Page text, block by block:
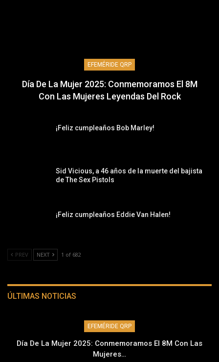
EFEMÉRIDE QRP
Día De La Mujer 2025: Conmemoramos El 8M
Con Las Mujeres Leyendas Del Rock
¡Feliz cumpleaños Bob Marley!
Sid Vicious, a 46 años de la muerte del bajista
de The Sex Pistols
¡Feliz cumpleaños Eddie Van Halen!
PREV NEXT 1 of 682
ÚLTIMAS NOTICIAS
EFEMÉRIDE QRP
Día De La Mujer 2025: Conmemoramos El 8M Con Las
Mujeres…